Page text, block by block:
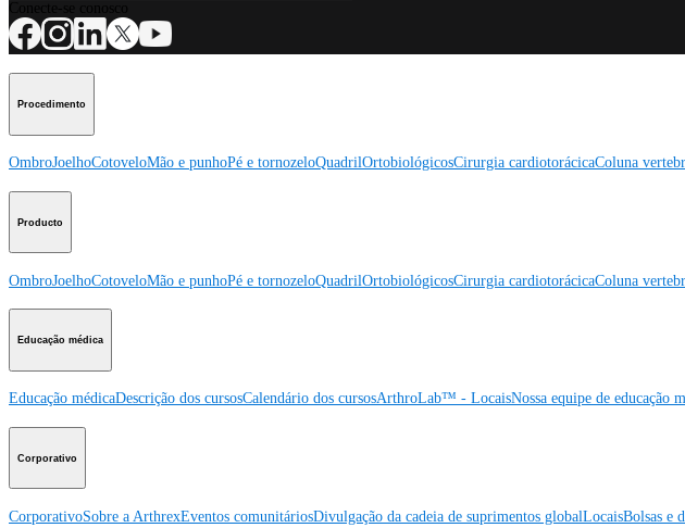
Procedimento
OmbroJoelhoCotoveloMão e punhoPé e tornozeloQuadrilOrtobiológicosCirurgia cardiotorácicaColuna
Producto
OmbroJoelhoCotoveloMão e punhoPé e tornozeloQuadrilOrtobiológicosCirurgia cardiotorácicaColuna
Educação médica
Educação médicaDescrição dos cursosCalendário dos cursosArthroLab™ - LocaisNossa equipe de educação
Corporativo
CorporativoSobre a ArthrexEventos comunitáriosDivulgação da cadeia de suprimentos globalLocaisBolsas e